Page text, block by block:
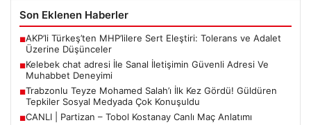
Son Eklenen Haberler
■AKP’li Türkeş’ten MHP’lilere Sert Eleştiri: Tolerans ve Adalet
Üzerine Düşünceler
■Kelebek chat adresi İle Sanal İletişimin Güvenli Adresi Ve
Muhabbet Deneyimi
■Trabzonlu Teyze Mohamed Salah’ı İlk Kez Gördü! Güldüren
Tepkiler Sosyal Medyada Çok Konuşuldu
■CANLI | Partizan – Tobol Kostanay Canlı Maç Anlatımı